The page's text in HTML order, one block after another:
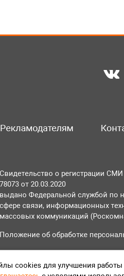
Рекламодателям
Свидетельство о регистрации
78073 от 20.03.2020
выдано Федеральной службой по
сфере связи, информационных
массовых коммуникаций
Положение об обработке
на обработку
cookies для улучшения работы